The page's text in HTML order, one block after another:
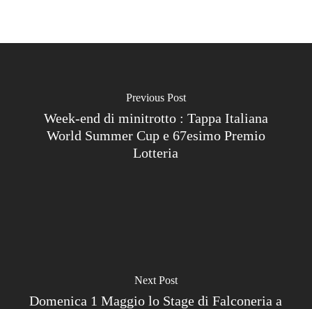
Previous Post
Week-end di minitrotto : Tappa Italiana
World Summer Cup e 67esimo Premio
Lotteria
Next Post
Domenica 1 Maggio lo Stage di Falconeria a